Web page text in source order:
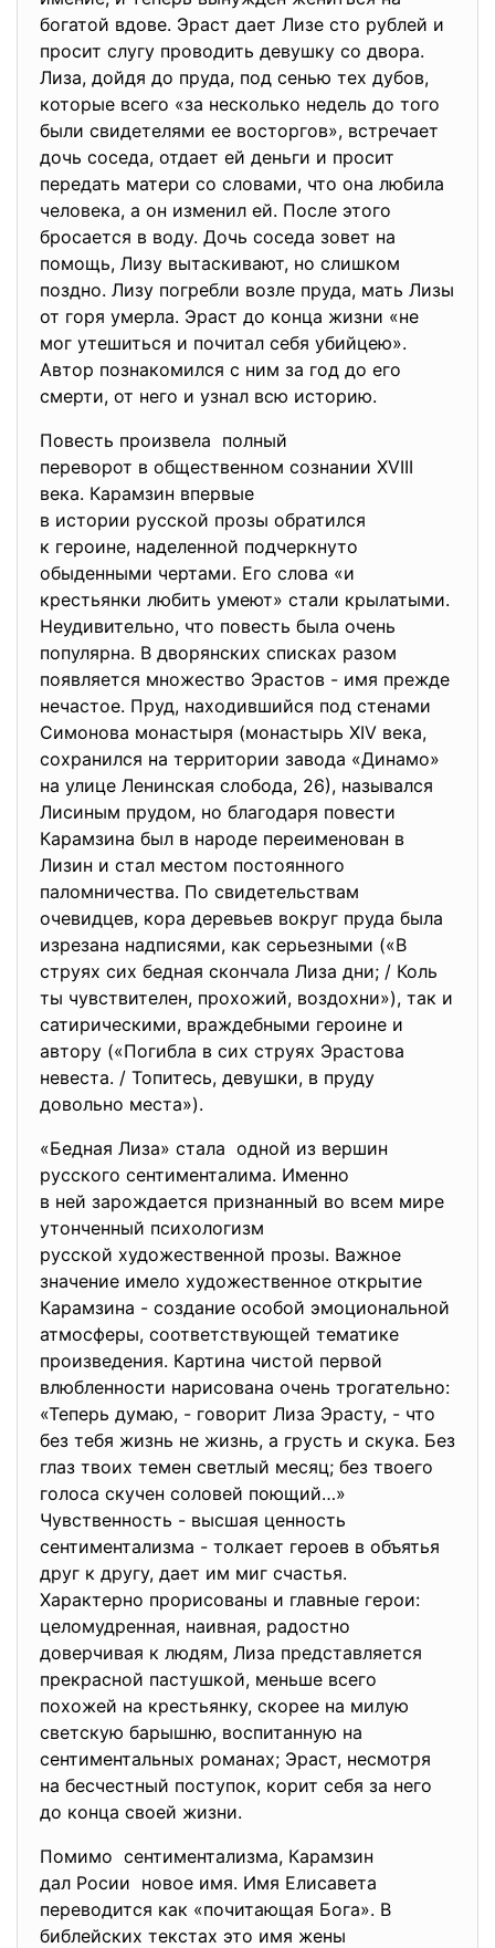
богатой вдове. Эраст дает Лизе сто рублей и
просит слугу проводить девушку со двора.
Лиза, дойдя до пруда, под сенью тех дубов,
которые всего «за несколько недель до того
были свидетелями ее восторгов», встречает
дочь соседа, отдает ей деньги и просит
передать матери со словами, что она любила
человека, а он изменил ей. После этого
бросается в воду. Дочь соседа зовет на
помощь, Лизу вытаскивают, но слишком
поздно. Лизу погребли возле пруда, мать Лизы
от горя умерла. Эраст до конца жизни «не
мог утешиться и почитал себя убийцею».
Автор познакомился с ним за год до его
смерти, от него и узнал всю историю.
Повесть произвела полный
переворот в общественном сознании XVIII
века. Карамзин впервые
в истории русской прозы обратился
к героине, наделенной подчеркнуто
обыденными чертами. Его слова «и
крестьянки любить умеют» стали крылатыми.
Неудивительно, что повесть была очень
популярна. В дворянских списках разом
появляется множество Эрастов - имя прежде
нечастое. Пруд, находившийся под стенами
Симонова монастыря (монастырь XIV века,
сохранился на территории завода «Динамо»
на улице Ленинская слобода, 26), назывался
Лисиным прудом, но благодаря повести
Карамзина был в народе переименован в
Лизин и стал местом постоянного
паломничества. По свидетельствам
очевидцев, кора деревьев вокруг пруда была
изрезана надписями, как серьезными («В
струях сих бедная скончала Лиза дни; / Коль
ты чувствителен, прохожий, воздохни»), так и
сатирическими, враждебными героине и
автору («Погибла в сих струях Эрастова
невеста. / Топитесь, девушки, в пруду
довольно места»).
«Бедная Лиза» стала одной из вершин
русского сентименталима. Именно
в ней зарождается признанный во всем мире
утонченный психологизм
русской художественной прозы. Важное
значение имело художественное открытие
Карамзина - создание особой эмоциональной
атмосферы, соответствующей тематике
произведения. Картина чистой первой
влюбленности нарисована очень трогательно:
«Теперь думаю, - говорит Лиза Эрасту, - что
без тебя жизнь не жизнь, а грусть и скука. Без
глаз твоих темен светлый месяц; без твоего
голоса скучен соловей поющий…»
Чувственность - высшая ценность
сентиментализма - толкает героев в объятья
друг к другу, дает им миг счастья.
Характерно прорисованы и главные герои:
целомудренная, наивная, радостно
доверчивая к людям, Лиза представляется
прекрасной пастушкой, меньше всего
похожей на крестьянку, скорее на милую
светскую барышню, воспитанную на
сентиментальных романах; Эраст, несмотря
на бесчестный поступок, корит себя за него
до конца своей жизни.
Помимо сентиментализма, Карамзин
дал Росии новое имя. Имя Елисавета
переводится как «почитающая Бога». В
библейских текстах это имя жены